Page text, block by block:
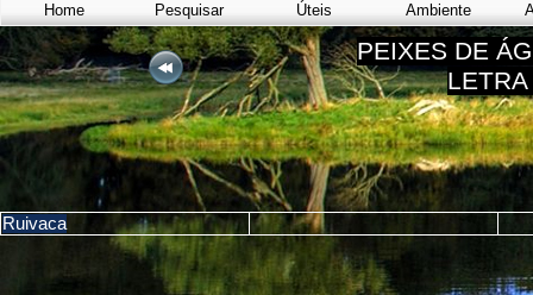
Home Pesquisar Úteis Ambiente
PEIXES DE
LETRA
Ruivaca